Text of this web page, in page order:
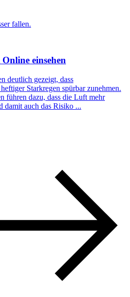
einsehen
deutlich gezeigt, dass
Starkregen spürbar zunehmen.
führen dazu, dass die Luft mehr
damit auch das Risiko ...